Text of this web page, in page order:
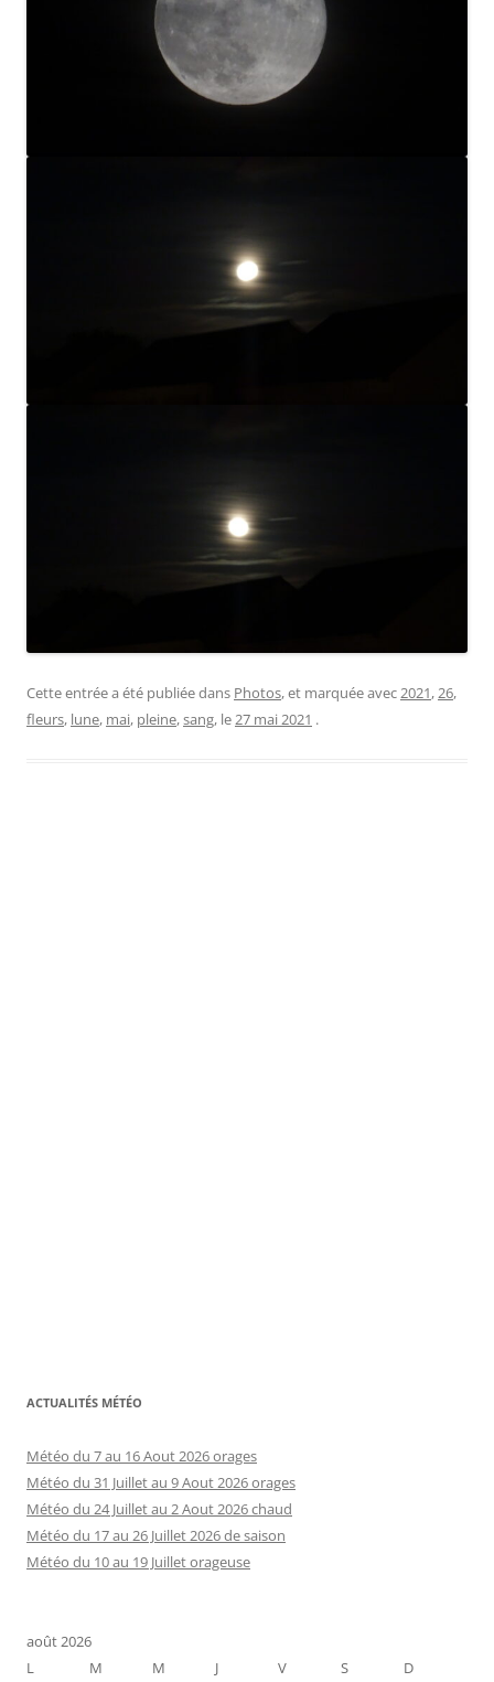
Cette entrée a été publiée dans Photos, et marquée avec2021,26,
fleurs, lune, mai, pleine,sang, le27 mai 2021 .
ACTUALITÉS MÉTÉO
Météo du 7 au 16 Aout 2026 orages
Météo du 31 Juillet au 9 Aout 2026 orages
Météo du 24 Juillet au 2 Aout 2026 chaud
Météo du 17 au 26 Juillet 2026 de saison
Météo du 10 au 19 Juillet orageuse
août 2026
L
M M J V S D